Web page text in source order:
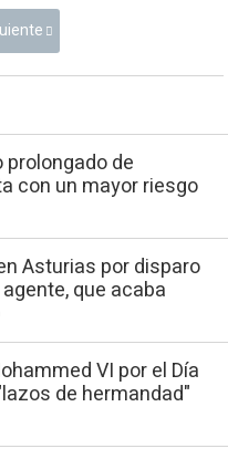
de
con un mayor riesgo
Asturias por disparo
que acaba
VI por el Día
de hermandad"